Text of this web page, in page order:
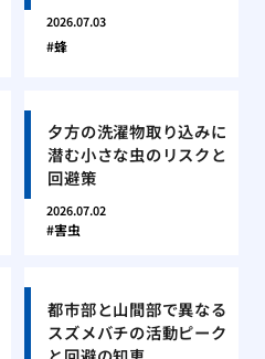
2026.07.03
蜂
夕方の洗濯物取り込みに
潜む小さな虫のリスクと
回避策
2026.07.02
害虫
都市部と山間部で異なる
スズメバチの活動ピーク